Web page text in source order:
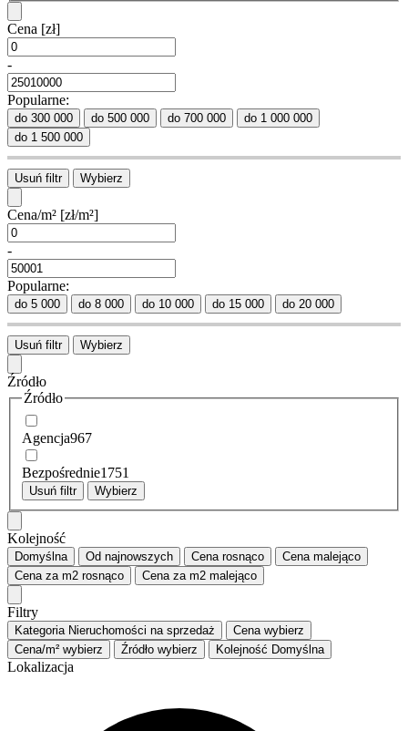
Cena [zł]
-
Popularne:
do 300 000 do 500 000 do 700 000
do 1 000 000
do 1 500 000
Usuń filtr Wybierz
Cena/m² [zł/m²]
-
Popularne:
do 5 000 do 8 000 do 10 000 do 15 000 do 20 000
Usuń filtr Wybierz
Źródło
Źródło
Agencja967
Bezpośrednie1751
Usuń filtr Wybierz
Kolejność
Domyślna Od najnowszych Cena rosnąco Cena malejąco
Cena za m2 rosnąco Cena za m2 malejąco
Filtry
Kategoria Nieruchomości na sprzedaż Cena wybierz
Cena/m² wybierz Źródło wybierz Kolejność Domyślna
Lokalizacja